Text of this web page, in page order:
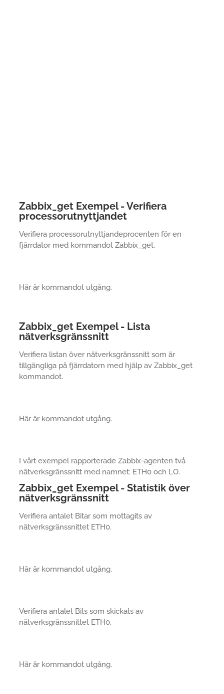
Zabbix_get Exempel - Verifiera
processorutnyttjandet
Verifiera processorutnyttjandeprocenten för en
fjärrdator med kommandot Zabbix_get.
Här är kommandot utgång.
Zabbix_get Exempel - Lista
nätverksgränssnitt
Verifiera listan över nätverksgränssnitt som är
tillgängliga på fjärrdatorn med hjälp av Zabbix_get
kommandot.
Här är kommandot utgång.
I vårt exempel rapporterade Zabbix-agenten två
nätverksgränssnitt med namnet: ETH0 och LO.
Zabbix_get Exempel - Statistik över
nätverksgränssnitt
Verifiera antalet Bitar som mottagits av
nätverksgränssnittet ETH0.
Här är kommandot utgång.
Verifiera antalet Bits som skickats av
nätverksgränssnittet ETH0.
Här är kommandot utgång.